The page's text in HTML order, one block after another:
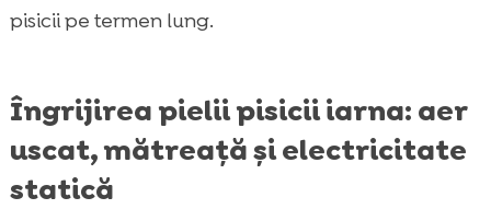
pisicii pe termen lung.
Îngrijirea pielii pisicii iarna: aer
uscat, mătreață și electricitate
statică